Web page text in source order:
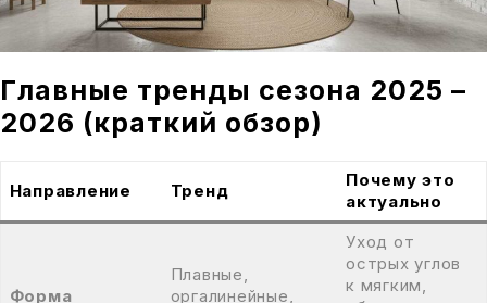
Главные тренды сезона 2025 –
2026 (краткий обзор)
Направление Тренд
Почему это
актуально
Форма
Плавные,
оргалинейные,
Уход от
острых углов
к мягким,